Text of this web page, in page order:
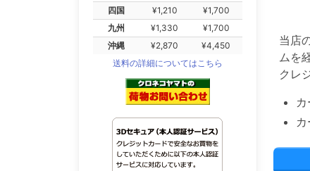
四国
¥1,210
¥1,700
九州
¥1,330
¥1,700
沖縄
¥2,870
¥4,450
送料の詳細についてはこちら
当店
ムを
クレ